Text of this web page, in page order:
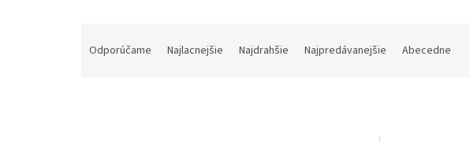
Odporúčame Najlacnejšie Najdrahšie Najpredávanejšie Abecedne